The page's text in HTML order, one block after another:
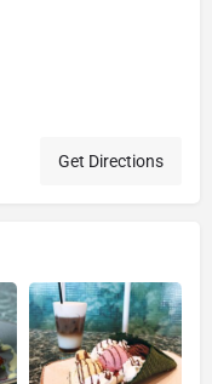
Get Directions